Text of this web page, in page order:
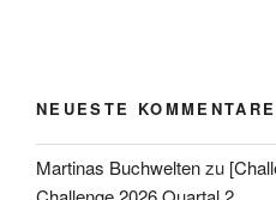
NEUESTE KOMMENTARE
Martinas Buchweltenzu